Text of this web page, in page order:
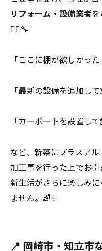
リフォーム・設備業者
👷‍♂️🔧
「ここに棚が欲しかった
「最新の設備を追加し
「カーポートを設置し
など、新築にプラスア
加工事を行った上でお
新生活がさらに楽しみ
ません。🌈✨
📍 岡崎市・知立市